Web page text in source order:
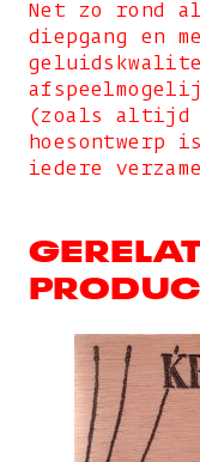
Net zo rond
diepgang en
(zoals altijd
hoesontwerp
iedere